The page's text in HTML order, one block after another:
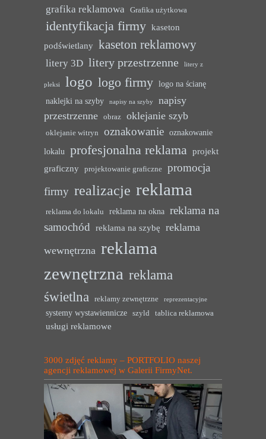
grafika reklamowa Grafika użytkowa
identyfikacja firmy kaseton
podświetlany kaseton reklamowy
litery 3D litery przestrzenne litery z
pleksi logo logo firmy logo na ścianę
naklejki na szyby
napisy na szyby
napisy
przestrzenne
obraz oklejanie szyb
oklejanie witryn oznakowanie oznakowanie
lokalu profesjonalna reklama projekt
graficzny
projektowanie graficzne
promocja
firmy realizacje reklama
reklama do lokalu reklama na okna reklama na
samochód reklama na szybę reklama
wewnętrzna reklama
zewnętrzna reklama
świetlna
reklamy zewnętrzne reprezentacyjne
systemy wystawiennicze szyld tablica reklamowa
usługi reklamowe
3000 zdjęć reklamy – PORTFOLIO naszej
agencji reklamowej w Galerii FirmyNet.